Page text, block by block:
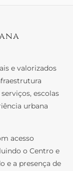
e valorizados
escolas
urbana
acesso
o Centro e
e a presença de